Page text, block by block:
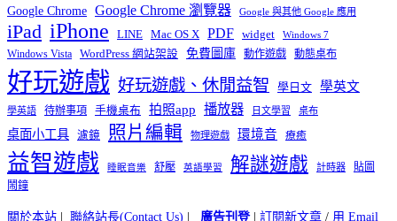
Google Chrome Google Chrome 瀏覽器 Google 與其他 Google 應用
iPad iPhone LINE Mac OS X PDF widget Windows 7
Windows Vista WordPress 網站架設 免費圖庫 動作遊戲 動態桌布
好玩遊戲 好玩遊戲、休閒益智 學日文 學英文
學英語 待辦事項 手機桌布 拍照app 播放器 日文學習 桌布
桌面小工具 濾鏡 照片編輯 物理遊戲 環境音 療癒
益智遊戲 睡眠音樂 舒壓 英語學習 解謎遊戲 計時器
貼圖
鬧鐘
關於本站 | 聯絡站長(Contact Us) | 廣告刊登| 訂閱新文章 / 用 Email